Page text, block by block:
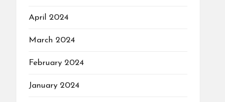
April 2024
March 2024
February 2024
January 2024